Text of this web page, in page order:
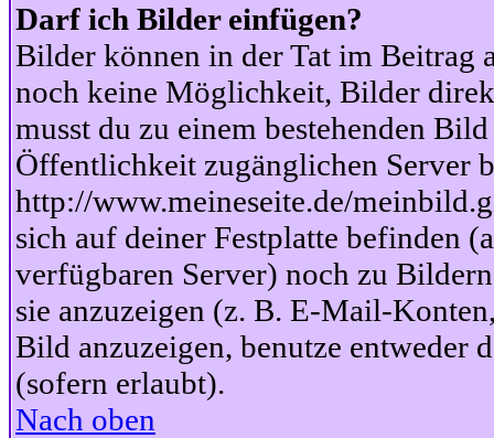
Darf ich Bilder einfügen?
Bilder können in der Tat im Beitrag
noch keine Möglichkeit, Bilder
musst du zu einem bestehenden
Öffentlichkeit zugänglichen Server
http://www.meineseite.de/
sich auf deiner Festplatte befinden
verfügbaren Server) noch zu
sie anzuzeigen (z. B. E-Mail-
Bild anzuzeigen, benutze
(sofern erlaubt).
Nach oben